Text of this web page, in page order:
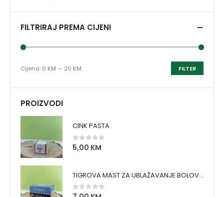
FILTRIRAJ PREMA CIJENI
FILTER
Cijena: 0 KM — 20 KM
PROIZVODI
CINK PASTA
0 out of 5
5,00 KM
TIGROVA MAST ZA UBLAŽAVANJE BOLOVA I ZAGRIJAVANJE MIŠIĆA
0 out of 5